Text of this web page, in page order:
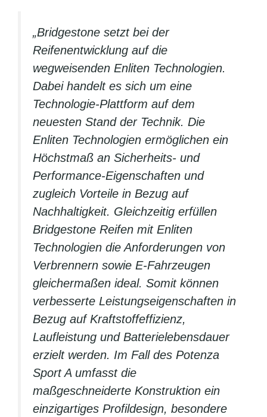
„Bridgestone setzt bei der
Reifenentwicklung auf die
wegweisenden Enliten Technologien.
Dabei handelt es sich um eine
Technologie-Plattform auf dem
neuesten Stand der Technik. Die
Enliten Technologien ermöglichen ein
Höchstmaß an Sicherheits- und
Performance-Eigenschaften und
zugleich Vorteile in Bezug auf
Nachhaltigkeit. Gleichzeitig erfüllen
Bridgestone Reifen mit Enliten
Technologien die Anforderungen von
Verbrennern sowie E-Fahrzeugen
gleichermaßen ideal. Somit können
verbesserte Leistungseigenschaften in
Bezug auf Kraftstoffeffizienz,
Laufleistung und Batterielebensdauer
erzielt werden. Im Fall des Potenza
Sport A umfasst die
maßgeschneiderte Konstruktion ein
einzigartiges Profildesign, besondere